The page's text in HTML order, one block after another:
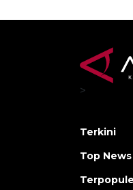
>
Terkini
Top News